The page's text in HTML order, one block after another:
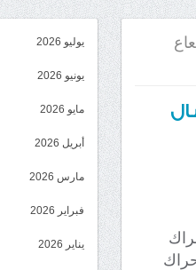
يوليو 2026
يونيو 2026
مايو 2026
أبريل 2026
مارس 2026
فبراير 2026
يناير 2026